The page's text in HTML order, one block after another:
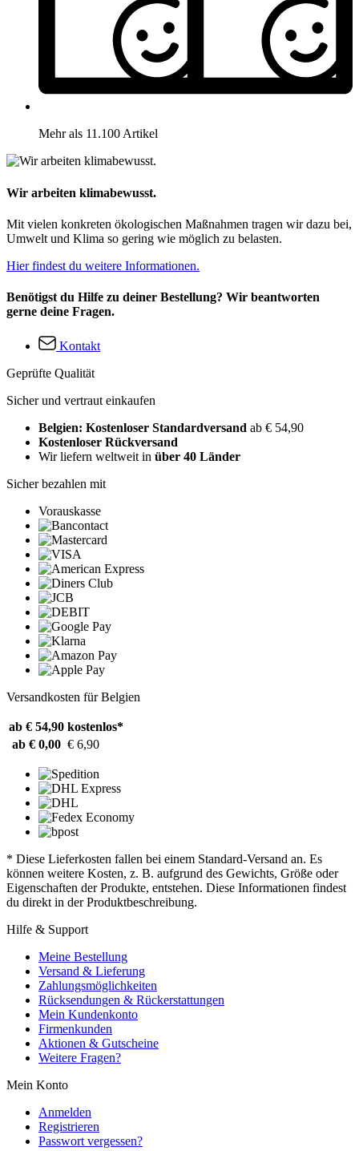
Mehr als 11.100 Artikel
Wir arbeiten klimabewusst.
Mit vielen konkreten ökologischen Maßnahmen tragen wir dazu bei,
Umwelt und Klima so gering wie möglich zu belasten.
Hier findest du weitere Informationen.
Benötigst du Hilfe zu deiner Bestellung? Wir beantworten
gerne deine Fragen.
Kontakt
Geprüfte Qualität
Sicher und vertraut einkaufen
Belgien: Kostenloser Standardversand ab € 54,90
Kostenloser Rückversand
Wir liefern weltweit in über 40 Länder
Sicher bezahlen mit
Vorauskasse
Versandkosten für Belgien
ab € 54,90 kostenlos*
ab € 0,00 € 6,90
* Diese Lieferkosten fallen bei einem Standard-Versand an. Es
können weitere Kosten, z. B. aufgrund des Gewichts, Größe oder
Eigenschaften der Produkte, entstehen. Diese Informationen findest
du direkt in der Produktbeschreibung.
Hilfe & Support
Meine Bestellung
Versand & Lieferung
Zahlungsmöglichkeiten
Rücksendungen & Rückerstattungen
Mein Kundenkonto
Firmenkunden
Aktionen & Gutscheine
Weitere Fragen?
Mein Konto
Anmelden
Registrieren
Passwort vergessen?